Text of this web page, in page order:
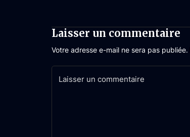
Laisser un commentaire
Votre adresse e-mail ne sera pas publiée.